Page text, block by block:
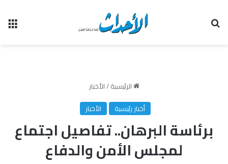
الرئيسية/الأخبار
أخبار رئيسية
الأخبار
برئاسة البرهان.. تفاصيل اجتماع
لمجلس الأمن والدفاع